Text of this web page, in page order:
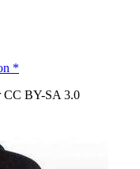
*
CC BY-SA 3.0